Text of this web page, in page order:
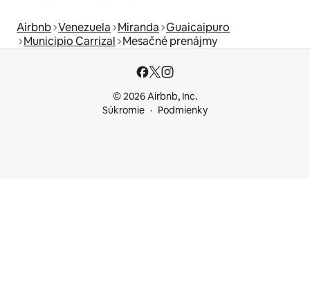
Airbnb Venezuela Miranda Guaicaipuro
Municipio Carrizal Mesačné prenájmy
© 2026 Airbnb, Inc.
Súkromie
Podmienky